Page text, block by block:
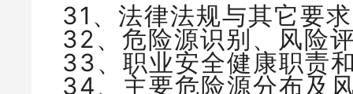
31、法律法规与其它要
32、危险源识别、风险
33、职业安全健康职责
34、主要危险源分布及